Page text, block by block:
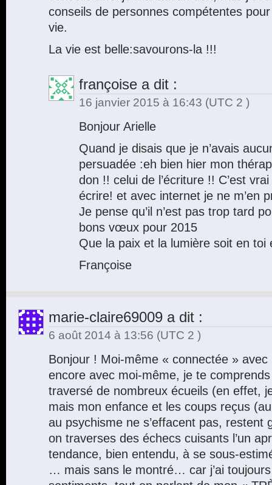
conseils de personnes compétentes
vie.
La vie est belle:savourons-la !!!
françoise a dit :
16 janvier 2015 à 16:43 (UTC 2 )
Bonjour Arielle
Quand je disais que je n’avais
persuadée :eh bien hier mon
don !! celui de l’écriture !! C’est
écrire! et avec internet je ne m’en
Je pense qu’il n’est pas trop tard
bons vœux pour 2015
Que la paix et la lumière soit en toi
Françoise
marie-claire69009 a dit :
6 août 2014 à 13:56 (UTC 2 )
Bonjour ! Moi-même « connectée » avec
encore avec moi-même, je te
traversé de nombreux écueils (en effet,
mais mon enfance et les coups reçus
au psychisme ne s’effacent pas, restent
on traverses des échecs cuisants l’un
tendance, bien entendu, à se sous-
… mais sans le montré… car j’ai